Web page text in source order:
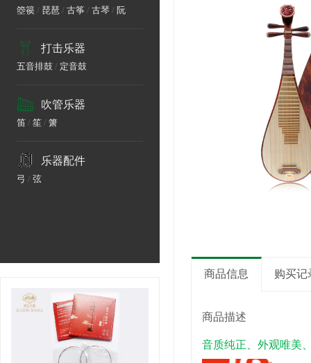
箜篌 / 琵琶 / 古筝 / 古琴 / 阮
打击乐器
五音排鼓 / 定音鼓
吹管乐器
笛 / 笙 / 箫
乐器配件
弓 / 弦
商品信息 购买记
商品描述
音质纯正、外观唯美